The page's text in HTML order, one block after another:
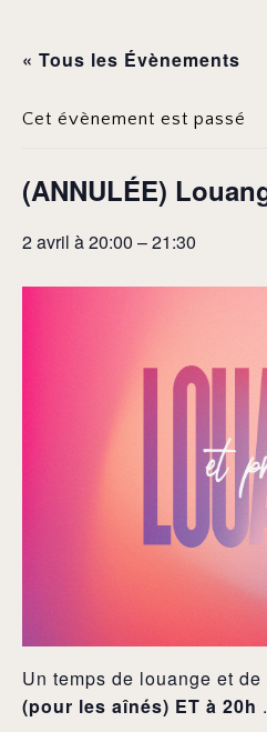
« Tous les Évènements
Cet évènement est passé
(ANNULÉE)
2 avril à 20:00 –21:30
Un temps de louange et
(pour les aînés) ET à 20h .